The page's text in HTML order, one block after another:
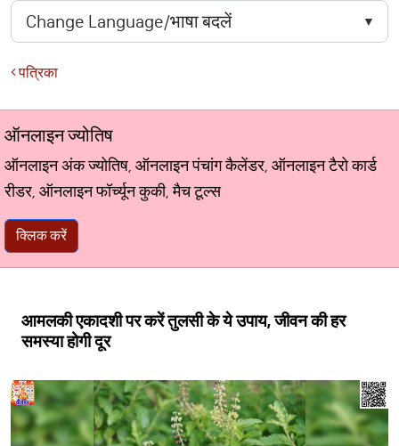
पत्रिका
ऑनलाइन ज्योतिष
ऑनलाइन अंक ज्योतिष, ऑनलाइन पंचांग कैलेंडर, ऑनलाइन टैरो कार्ड
रीडर, ऑनलाइन फॉर्च्यून कुकी, मैच टूल्स
क्लिक करें
आमलकी एकादशी पर करें तुलसी के ये उपाय, जीवन की हर
समस्या होगी दूर